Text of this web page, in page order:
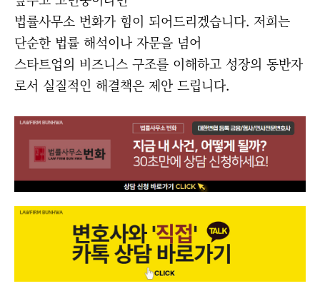
법률사무소 번화가 힘이 되어드리겠습니다. 저희는
단순한 법률 해석이나 자문을 넘어
스타트업의 비즈니스 구조를 이해하고 성장의 동반자
로서 실질적인 해결책은 제안 드립니다.